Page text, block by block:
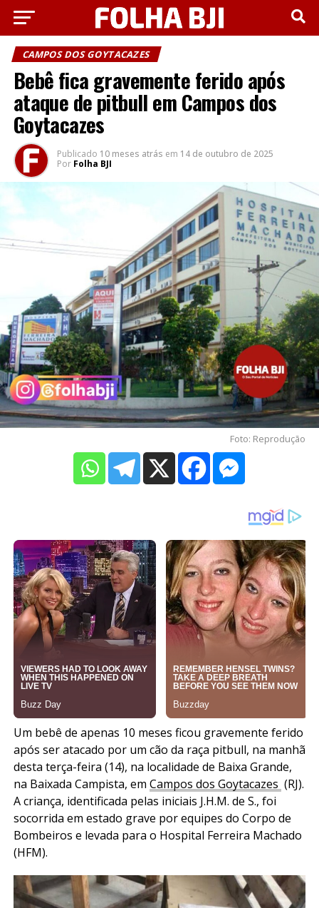
CAMPOS DOS GOYTACAZES
Bebê fica gravemente ferido após
ataque de pitbull em Campos dos
Goytacazes
Publicado 10 meses atrás em 14 de outubro de 2025
Por Folha BJI
Foto: Reprodução
Um bebê de apenas 10 meses ficou gravemente ferido
após ser atacado por um cão da raça pitbull, na manhã
desta terça-feira (14), na localidade de Baixa Grande,
na Baixada Campista, em Campos dos Goytacazes (RJ).
A criança, identificada pelas iniciais J.H.M. de S., foi
socorrida em estado grave por equipes do Corpo de
Bombeiros e levada para o Hospital Ferreira Machado
(HFM).